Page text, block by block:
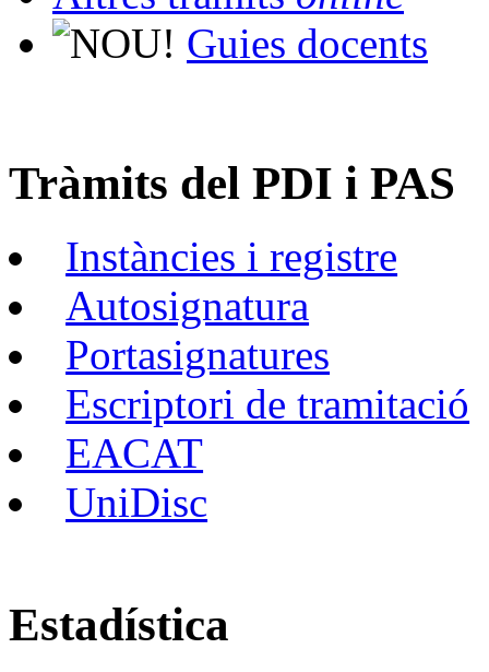
Guies docents
Tràmits del PDI i PAS
Instàncies i registre
Autosignatura
Portasignatures
Escriptori de tramitació
EACAT
UniDisc
Estadística